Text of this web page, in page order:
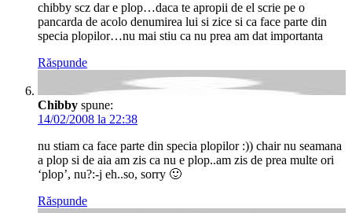
chibby scz dar e plop…daca te apropii de el scrie pe o
pancarda de acolo denumirea lui si zice si ca face parte din
specia plopilor…nu mai stiu ca nu prea am dat importanta
Răspunde
Chibby spune:
14/02/2008 la 22:38
nu stiam ca face parte din specia plopilor :)) chair nu seamana
a plop si de aia am zis ca nu e plop..am zis de prea multe ori
‘plop’, nu?:-j eh..so, sorry 🙂
Răspunde